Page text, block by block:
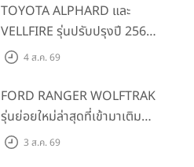
TOYOTA ALPHARD และ
VELLFIRE รุ่นปรับปรุงปี 2569
พร้อมรุ่นย่อยใหม่ HEV
4 ส.ค. 69
FORD RANGER WOLFTRAK
รุ่นย่อยใหม่ล่าสุดที่เข้ามาเติม
เต็มไลน์อัป พร้อมตอบโจทย์ทุก
3 ส.ค. 69